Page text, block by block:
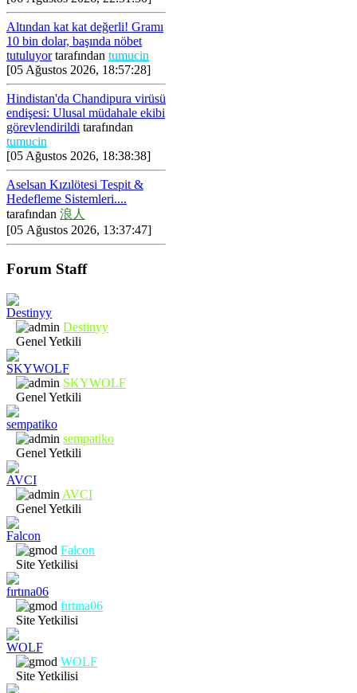
Altından kat kat değerli! Gramı
10 bin dolar, başında nöbet
tutuluyor tarafından tumucin
[05 Ağustos 2026, 18:57:28]
Hindistan'da Chandipura virüsü
endişesi: Ulusal müdahale ekibi
görevlendirildi tarafından
tumucin
[05 Ağustos 2026, 18:38:38]
Aselsan Kızılötesi Tespit &
Hedefleme Sistemleri....
tarafından 浪人
[05 Ağustos 2026, 13:37:47]
Forum Staff
Destinyy
Genel Yetkili
SKYWOLF
Genel Yetkili
sempatiko
Genel Yetkili
AVCI
Genel Yetkili
Falcon
Site Yetkilisi
fırtına06
Site Yetkilisi
WOLF
Site Yetkilisi